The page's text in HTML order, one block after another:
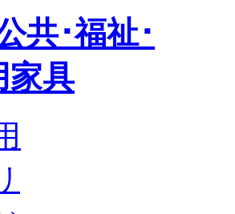
共･福祉･
家具